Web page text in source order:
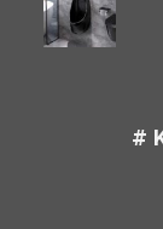
#